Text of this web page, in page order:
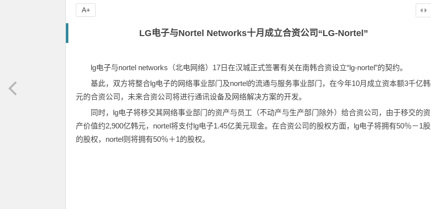
LG电子与Nortel Networks十月成立合资公司“LG-Nortel”
lg电子与nortel networks（北电网络）17日在汉城正式签署有关在南韩合资设立“lg-nortel”的契约。
基此，双方将整合lg电子的网络事业部门及nortel的流通与服务事业部门，在今年10月成立资本额3千亿韩
元的合资公司，未来合资公司将进行通讯设备及网络解决方案的开发。
同时，lg电子将移交其网络事业部门的资产与员工（不动产与生产部门除外）给合资公司，由于移交的资
产价值约2,900亿韩元，nortel将支付lg电子1.45亿美元现金。在合资公司的股权方面，lg电子将拥有50％－1股
的股权，nortel则将拥有50％＋1的股权。
A+